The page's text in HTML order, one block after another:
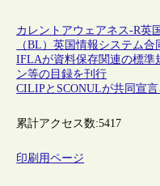
カレントアウェアネス-R英
（BL）英国情報システム合
IFLAが資料保存関連の標準
ン等の目録を刊行
CILIPとSCONULが共同宣
累計アクセス数:5417
印刷用ページ